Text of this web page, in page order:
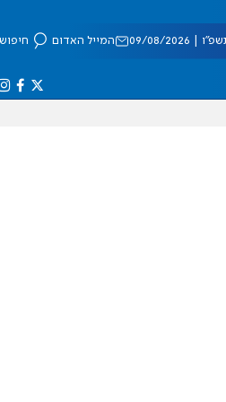
08/2026 המייל האדום חיפוש